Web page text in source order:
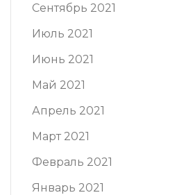
Сентябрь 2021
Июль 2021
Июнь 2021
Май 2021
Апрель 2021
Март 2021
Февраль 2021
Январь 2021